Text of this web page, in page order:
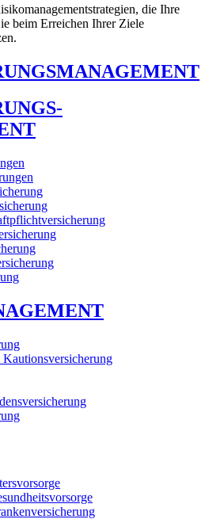
die Ihre
beim Erreichen Ihrer Ziele